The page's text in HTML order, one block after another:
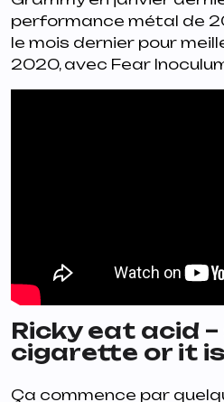
performance métal de
le mois dernier pour
2020, avec Fear
Ricky eat acid
cigarette or it
Ça commence par